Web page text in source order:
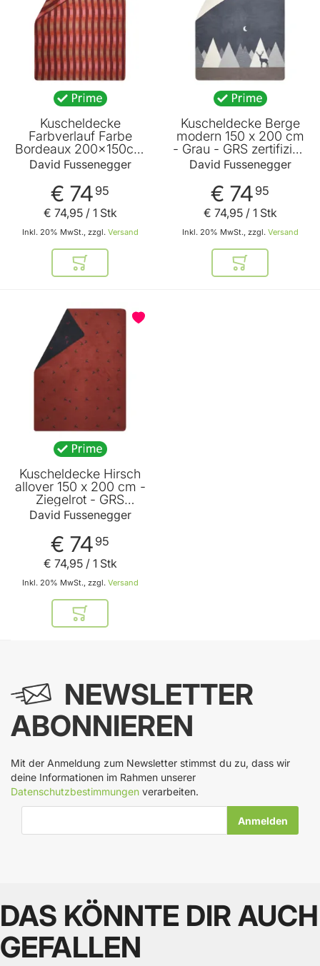
Kuscheldecke
Farbverlauf Farbe
Bordeaux 200x150cm
von David
Fussenegger
David Fussenegger
€ 74 95
Inkl. 20% MwSt., zzgl. Versand
€ 74,95/ 1 Stk
In den Warenkorb
Kuscheldecke Berge
modern 150 x 200 cm
- Grau - GRS zertifiziert
- von David
Fussenegger
David Fussenegger
€ 74 95
Inkl. 20% MwSt., zzgl. Versand
€ 74,95/ 1 Stk
In den
Kuscheldecke Hirsch
allover 150 x 200 cm -
Ziegelrot - GRS
zertifiziert - von David
Fussenegger
David Fussenegger
€ 74 95
Inkl. 20% MwSt., zzgl. Versand
€ 74,95/ 1 Stk
In den Warenkorb
NEWSLETTER
ABONNIEREN
Mit der Anmeldung zum Newsletter stimmst du zu, dass wir
deine Informationen im Rahmen unserer
Datenschutzbestimmungen verarbeiten.
DAS KÖNNTE DIR AUCH
GEFALLEN